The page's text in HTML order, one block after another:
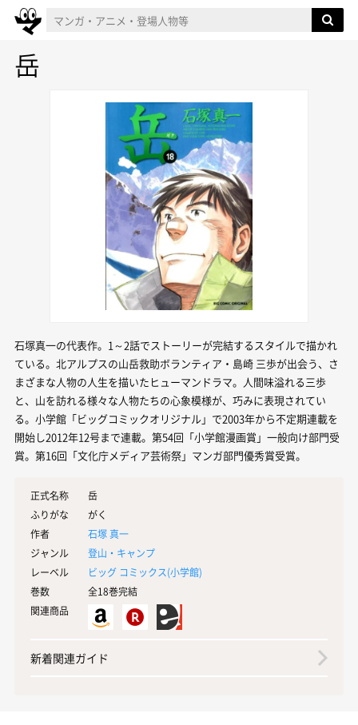
岳
石塚真一の代表作。1～2話でストーリーが完結するスタイルで描かれ
ている。北アルプスの山岳救助ボランティア・島崎 三歩が出会う、さ
まざまな人物の人生を描いたヒューマンドラマ。人間味溢れる三歩
と、山を訪れる様々な人物たちの心象模様が、巧みに表現されてい
る。小学館「ビッグコミックオリジナル」で2003年から不定期連載を
開始し2012年12号まで連載。第54回「小学館漫画賞」一般向け部門受
賞。第16回「文化庁メディア芸術祭」マンガ部門優秀賞受賞。
正式名称
岳
ふりがな
がく
作者
石塚 真一
ジャンル
登山・キャンプ
レーベル
ビッグ コミックス(小学館)
巻数
全18巻完結
関連商品
新着関連ガイド